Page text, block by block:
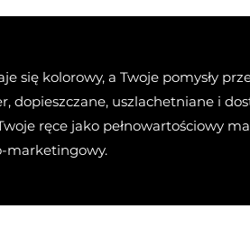
się kolorowy, a Twoje pomysły
dopieszczane, uszlachetniane i
ręce jako pełnowartościowy
marketingowy.